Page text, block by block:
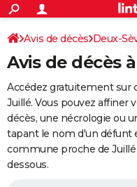
ACTUALITÉS
Politique
Société
Faits Divers
Education
Monde
Villes
+
SPORT
Coupe du monde 2026
Football
Tennis
Cyclisme
Rugby
Forum
Programme TV
TNT
Streaming
Cinéma
Sorties cinéma
Musique
+FINANCE
Retraite
Epargne
Immobilier
Risques naturels par ville
Assurance
AUTO
Essais
Réserver un essai
Citadines
Berlines
SUV
Forum auto
+
HIGH-TECH
Avis de décès Deux-
Avis de décès
Accédez gratuitement sur
Juillé. Vous pouvez affiner
décès, une nécrologie ou
tapant le nom d'un défunt
commune proche de
dessous.